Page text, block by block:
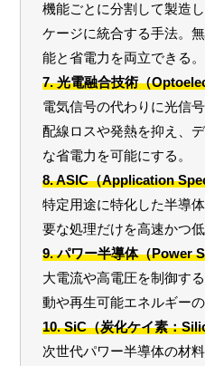
機能ごとに分割して製造
ケージに統合する手法。
能と省電力を両立できる。
7. 光電融合技術（
電気信号の代わりに光信
配線ロスや発熱を抑え、
な省電力を可能にする。
8. ASIC（Application
特定用途に特化した半導
要な処理だけを高速かつ
9. パワー半導体（Power
大電流や高電圧を制御す
動や再生可能エネルギー
10. SiC（炭化ケイ素：
次世代パワー半導体の材